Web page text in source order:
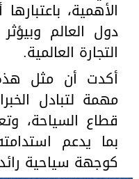
الأهمية،
دول العالم
التجارة العالمية.
أكدت أن مثل
مهمة لتبادل
قطاع السياحة،
بما يدعم
كوجهة سياحية